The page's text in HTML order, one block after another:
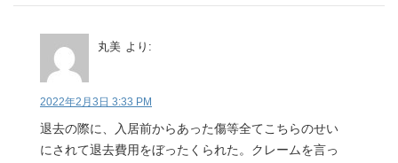
丸美 より:
2022年2月3日 3:33 PM
退去の際に、入居前からあった傷等全てこちらのせい
にされて退去費用をぼったくられた。クレームを言っ